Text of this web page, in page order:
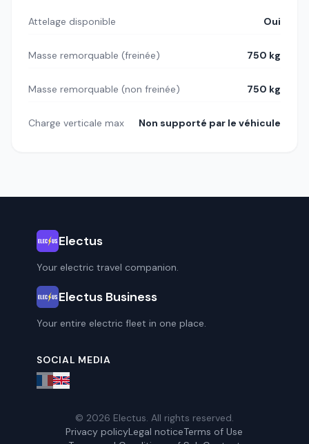
Attelage disponible Oui
Masse remorquable (freinée) 750 kg
Masse remorquable (non freinée) 750 kg
Charge verticale max Non supporté par le véhicule
Electus
Your electric travel companion.
Electus Business
Your entire electric fleet in one place.
SOCIAL MEDIA
© 2026 Electus. All rights reserved.
Privacy policyLegal noticeTerms of Use